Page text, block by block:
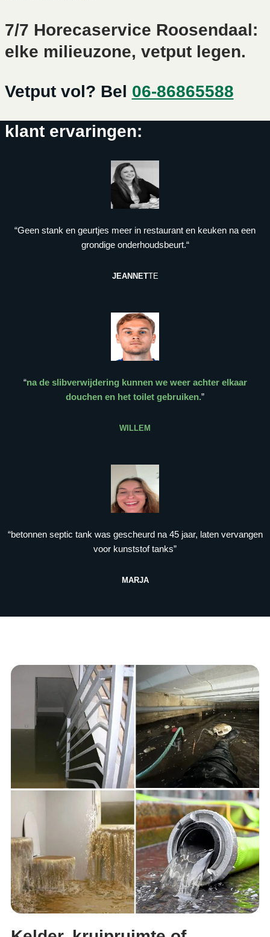
7/7 Horecaservice Roosendaal:
elke milieuzone, vetput legen.
Vetput vol? Bel 06-86865588
klant ervaringen:
“Geen stank en geurtjes meer in restaurant en keuken na een
grondige onderhoudsbeurt.“
JEANNETTE
“na de slibverwijdering kunnen we weer achter elkaar
douchen en het toilet gebruiken.”
WILLEM
“betonnen septic tank was gescheurd na 45 jaar, laten vervangen
voor kunststof tanks”
MARJA